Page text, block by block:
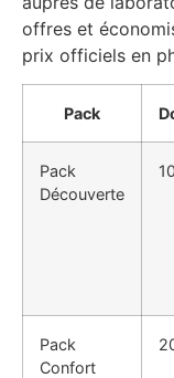
offres et
prix officiels en
Pack
Pack
Découverte
Pack
Confort